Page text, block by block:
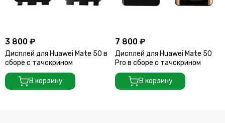
3 800 ₽
Дисплей для Huawei Mate 50 в
сборе с тачскрином
В корзину
7 800 ₽
Дисплей для Huawei Mate 50
Pro в сборе с тачскрином
В корзину